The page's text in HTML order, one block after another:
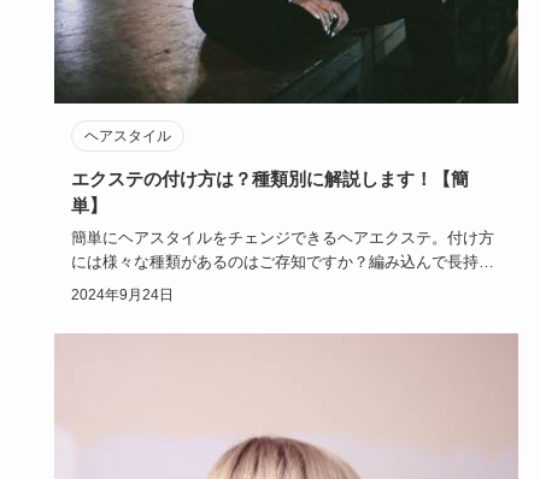
ヘアスタイル
エクステの付け方は？種類別に解説します！【簡
単】
簡単にヘアスタイルをチェンジできるヘアエクステ。付け方
には様々な種類があるのはご存知ですか？編み込んで長持ち
する付け方もあ…
2024年9月24日